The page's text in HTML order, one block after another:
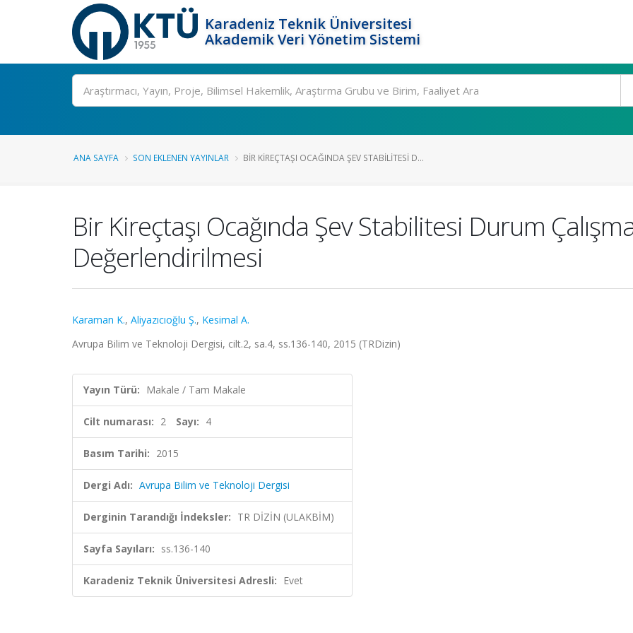
Karadeniz Teknik Üniversitesi
Akademik Veri Yönetim Sistemi
Ara
ANA SAYFA SON EKLENEN YAYINLAR BIR KIREÇTAŞI OCAĞINDA ŞEV STABILITESI D...
Bir Kireçtaşı Ocağında Şev Stabilitesi Durum
Değerlendirilmesi
Karaman K., Aliyazıcıoğlu Ş., Kesimal A.
Avrupa Bilim ve Teknoloji Dergisi, cilt.2, sa.4, ss.136-140, 2015 (TRDizin)
Yayın Türü: Makale / Tam Makale
Cilt numarası: 2 Sayı: 4
Basım Tarihi: 2015
Dergi Adı: Avrupa Bilim ve Teknoloji Dergisi
Derginin Tarandığı İndeksler: TR DİZİN (ULAKBİM)
Sayfa Sayıları: ss.136-140
Karadeniz Teknik Üniversitesi Adresli: Evet